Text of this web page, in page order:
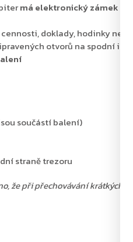
má elektronický zámek
doklady, hodinky nebo
otvorů na spodní i
součástí balení)
straně trezoru
že při přechovávání krátkých